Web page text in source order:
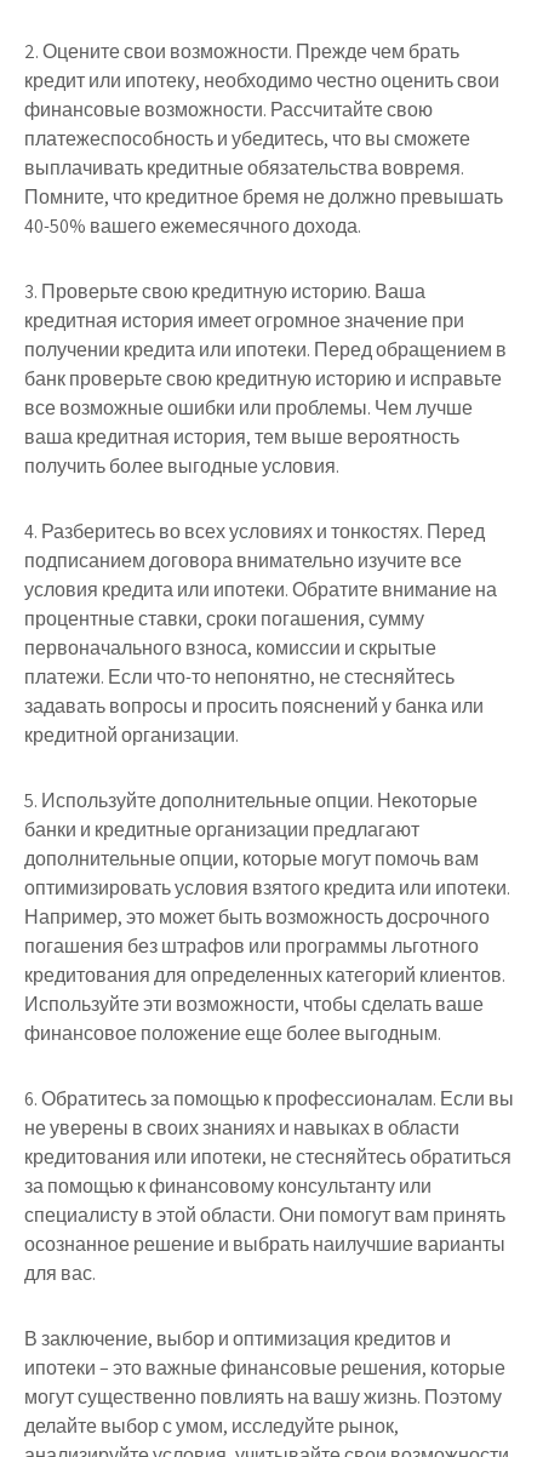
2. Оцените свои возможности. Прежде чем брать
кредит или ипотеку, необходимо честно оценить свои
финансовые возможности. Рассчитайте свою
платежеспособность и убедитесь, что вы сможете
выплачивать кредитные обязательства вовремя.
Помните, что кредитное бремя не должно превышать
40-50% вашего ежемесячного дохода.
3. Проверьте свою кредитную историю. Ваша
кредитная история имеет огромное значение при
получении кредита или ипотеки. Перед обращением в
банк проверьте свою кредитную историю и исправьте
все возможные ошибки или проблемы. Чем лучше
ваша кредитная история, тем выше вероятность
получить более выгодные условия.
4. Разберитесь во всех условиях и тонкостях. Перед
подписанием договора внимательно изучите все
условия кредита или ипотеки. Обратите внимание на
процентные ставки, сроки погашения, сумму
первоначального взноса, комиссии и скрытые
платежи. Если что-то непонятно, не стесняйтесь
задавать вопросы и просить пояснений у банка или
кредитной организации.
5. Используйте дополнительные опции. Некоторые
банки и кредитные организации предлагают
дополнительные опции, которые могут помочь вам
оптимизировать условия взятого кредита или ипотеки.
Например, это может быть возможность досрочного
погашения без штрафов или программы льготного
кредитования для определенных категорий клиентов.
Используйте эти возможности, чтобы сделать ваше
финансовое положение еще более выгодным.
6. Обратитесь за помощью к профессионалам. Если вы
не уверены в своих знаниях и навыках в области
кредитования или ипотеки, не стесняйтесь обратиться
за помощью к финансовому консультанту или
специалисту в этой области. Они помогут вам принять
осознанное решение и выбрать наилучшие варианты
для вас.
В заключение, выбор и оптимизация кредитов и
ипотеки – это важные финансовые решения, которые
могут существенно повлиять на вашу жизнь. Поэтому
делайте выбор с умом, исследуйте рынок,